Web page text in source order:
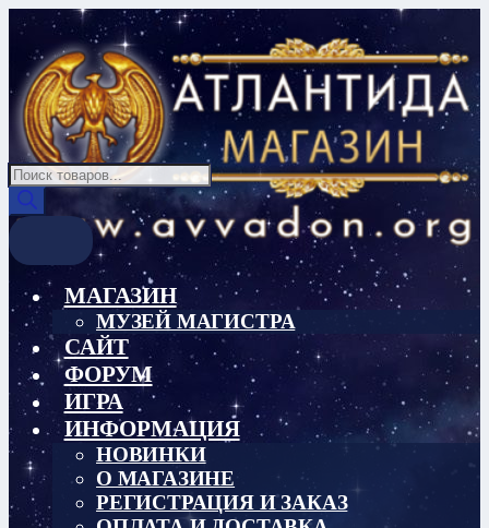
Перейти
навигации
Перейти
содержимому
Поиск
товаров
МАГАЗИН
МУЗЕЙ МАГИСТРА
САЙТ
ФОРУМ
ИГРА
ИНФОРМАЦИЯ
НОВИНКИ
О МАГАЗИНЕ
РЕГИСТРАЦИЯ И ЗАКАЗ